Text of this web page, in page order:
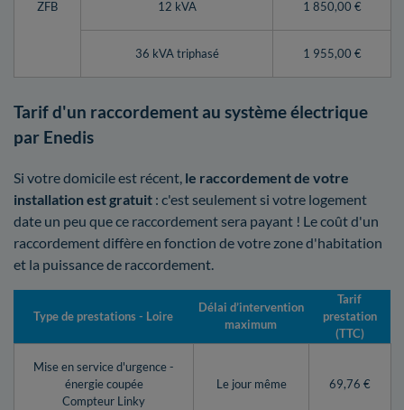
ZFB 12 kVA 1 850,00 €
36 kVA triphasé 1 955,00 €
Tarif d'un raccordement au système électrique
par Enedis
Si votre domicile est récent, le raccordement de votre
installation est gratuit : c'est seulement si votre logement
date un peu que ce raccordement sera payant ! Le coût d'un
raccordement diffère en fonction de votre zone d'habitation
et la puissance de raccordement.
Type de prestations - Loire
Délai d’intervention
maximum
Tarif
prestation
(TTC)
Mise en service d'urgence -
énergie coupée
Compteur Linky
Le jour même 69,76 €